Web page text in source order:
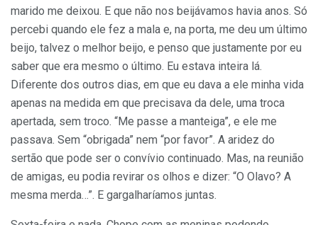
marido me deixou. E que não nos beijávamos havia anos. Só
percebi quando ele fez a mala e, na porta, me deu um último
beijo, talvez o melhor beijo, e penso que justamente por eu
saber que era mesmo o último. Eu estava inteira lá.
Diferente dos outros dias, em que eu dava a ele minha vida
apenas na medida em que precisava da dele, uma troca
apertada, sem troco. “Me passe a manteiga”, e ele me
passava. Sem “obrigada” nem “por favor”. A aridez do
sertão que pode ser o convívio continuado. Mas, na reunião
de amigas, eu podia revirar os olhos e dizer: “O Olavo? A
mesma merda…”. E gargalharíamos juntas.